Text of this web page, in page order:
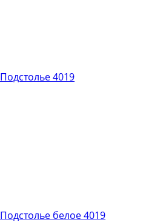
Подстолье 4019
Подстолье белое 4019